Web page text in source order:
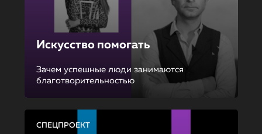
Искусство помогать
Зачем успешные люди занимаются
благотворительностью
СПЕЦПРОЕКТ